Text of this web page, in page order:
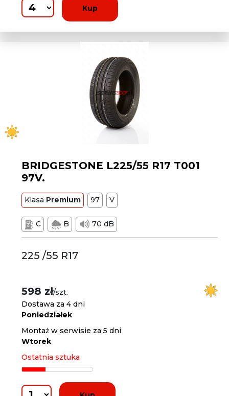
Kup
BRIDGESTONE L225/55 R17 T001
97V.
Klasa Premium 97 V
C B 70 dB
225 /55 R17
598 zł/szt.
Dostawa za 4 dni
Poniedziałek
Montaż w serwisie za 5 dni
Wtorek
Ostatnia sztuka